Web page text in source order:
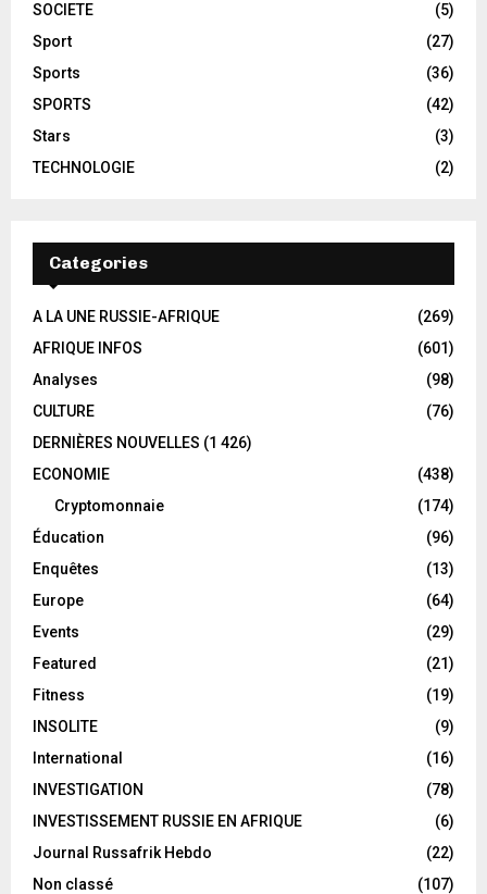
SOCIETE
(5)
Sport
(27)
Sports
(36)
SPORTS
(42)
Stars
(3)
TECHNOLOGIE
(2)
Categories
A LA UNE RUSSIE-AFRIQUE
(269)
AFRIQUE INFOS
(601)
Analyses
(98)
CULTURE
(76)
DERNIÈRES NOUVELLES (1 426)
ECONOMIE
(438)
Cryptomonnaie
(174)
Éducation
(96)
Enquêtes
(13)
Europe
(64)
Events
(29)
Featured
(21)
Fitness
(19)
INSOLITE
(9)
International
(16)
INVESTIGATION
(78)
INVESTISSEMENT RUSSIE EN AFRIQUE
(6)
Journal Russafrik Hebdo
(22)
Non classé
(107)